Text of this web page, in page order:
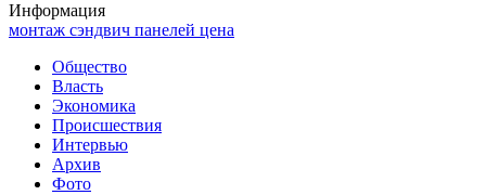
Информация
монтаж сэндвич панелей цена
Общество
Власть
Экономика
Происшествия
Интервью
Архив
Фото